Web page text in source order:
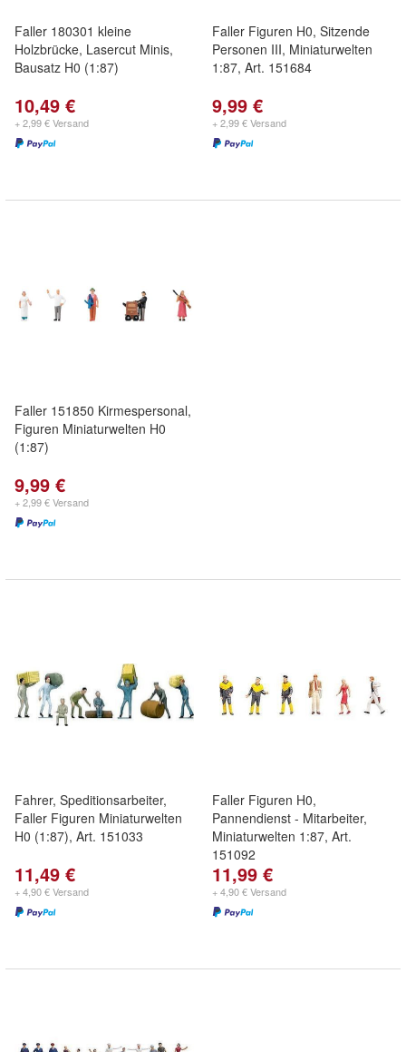
Faller 180301 kleine
Holzbrücke, Lasercut Minis,
Bausatz H0 (1:87)
10,49 €
+ 2,99 € Versand
Faller Figuren H0, Sitzende
Personen III, Miniaturwelten
1:87, Art. 151684
9,99 €
+ 2,99 € Versand
Faller 151850 Kirmespersonal,
Figuren Miniaturwelten H0
(1:87)
9,99 €
+ 2,99 € Versand
Fahrer, Speditionsarbeiter,
Faller Figuren Miniaturwelten
H0 (1:87), Art. 151033
11,49 €
+ 4,90 € Versand
Faller Figuren H0,
Pannendienst - Mitarbeiter,
Miniaturwelten 1:87, Art.
151092
11,99 €
+ 4,90 € Versand